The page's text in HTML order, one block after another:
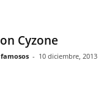
Cyzone
- 10 diciembre, 2013